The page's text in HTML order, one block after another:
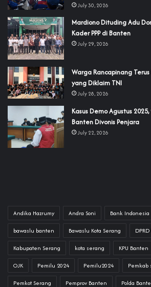
July 30, 2026
‎Mardiono Dituding Adu
Kader PPP di Banten
July 29, 2026
‎Warga Rancapinang
yang Diklaim TNI‎‎
July 28, 2026
‎Kasus Demo Agustus
Banten Divonis Penjara
July 22, 2026
Andika Hazrumy Andra Soni Bank Indonesia
bawaslu banten Bawaslu Kota Serang
Kabupaten Serang kota serang KPU Banten
OJK Pemilu 2024 Pemilu2024 Pemkab
Pemkot Serang Pemprov Banten Polda